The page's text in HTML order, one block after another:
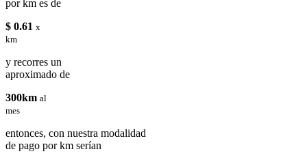
por km es de
$ 0.61 x
km
y recorres un
aproximado de
300km al
mes
entonces, con nuestra modalidad
de pago por km serían